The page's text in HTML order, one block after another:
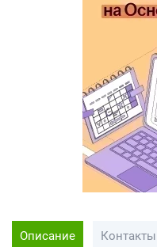
Описание Контакты